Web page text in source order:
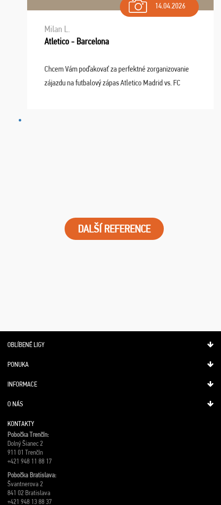
14.04.2026
Milan L.
Atletico - Barcelona
Chcem Vám poďakovať za perfektné zorganizovanie
zájazdu na futbalový zápas Atletico Madrid vs. FC
DALŠÍ REFERENCE
OBLÍBENÉ LIGY
PONUKA
INFORMACE
O NÁS
KONTAKTY
Pobočka Trenčín:
Dolný Šianec 2
911 01 Trenčín
+421 948 11 88 17
Pobočka Bratislava:
Švantnerova 2
841 02 Bratislava
+421 948 13 88 37